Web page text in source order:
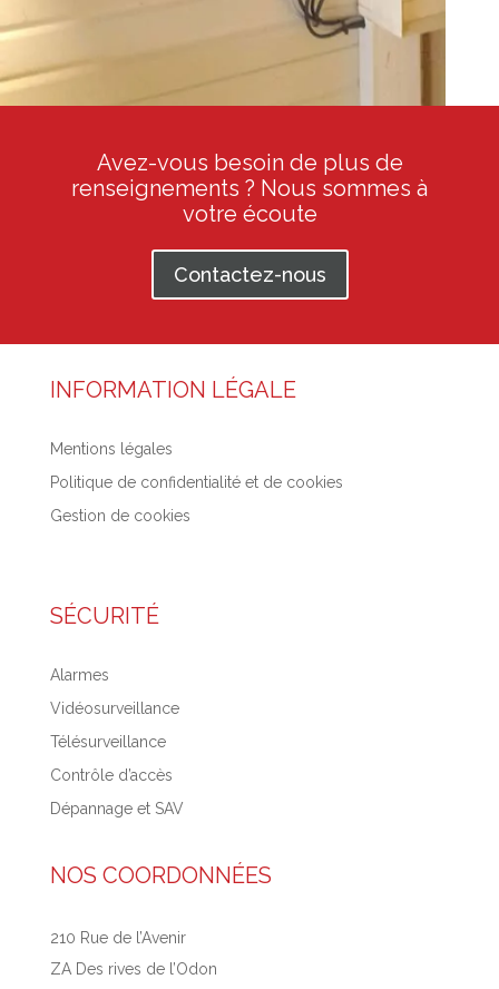
Avez-vous besoin de plus de
renseignements ? Nous sommes à
votre écoute
Contactez-nous
INFORMATION LÉGALE
Mentions légales
Politique de confidentialité et de cookies
Gestion de cookies
SÉCURITÉ
Alarmes
Vidéosurveillance
Télésurveillance
Contrôle d’accès
Dépannage et SAV
NOS COORDONNÉES
210 Rue de l’Avenir
ZA Des rives de l’Odon